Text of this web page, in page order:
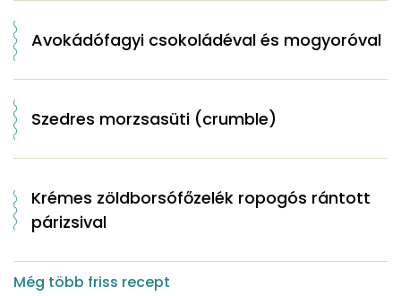
Avokádófagyi csokoládéval és mogyoróval
Szedres morzsasüti (crumble)
Krémes zöldborsófőzelék ropogós rántott
párizsival
Még több friss recept